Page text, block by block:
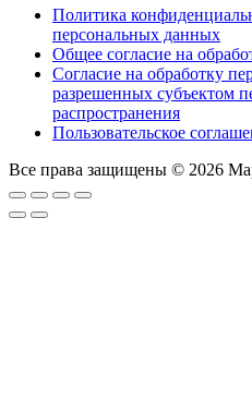
Политика
персональных данных
Общее согласие на
Согласие на обработку
разрешенных субъектом
распространения
Пользовательское
Все права защищены © 2026